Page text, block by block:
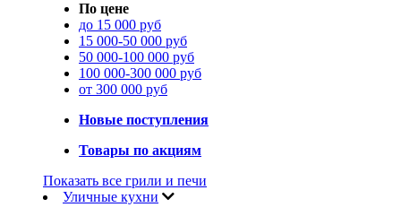
По цене
до 15 000 руб
15 000-50 000 руб
50 000-100 000 руб
100 000-300 000 руб
от 300 000 руб
Новые поступления
Товары по акциям
Показать все грили и печи
Уличные кухни